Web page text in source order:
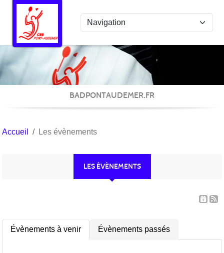
BADPONTAUDEMER.FR
Accueil Les évènements
LES ÉVÈNEMENTS
Évènements à venir Évènements passés
Panneau de gestion des cookies